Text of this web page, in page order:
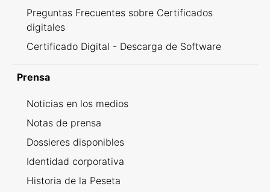
Preguntas Frecuentes sobre Certificados
digitales
Certificado Digital - Descarga de Software
Prensa
Noticias en los medios
Notas de prensa
Dossieres disponibles
Identidad corporativa
Historia de la Peseta